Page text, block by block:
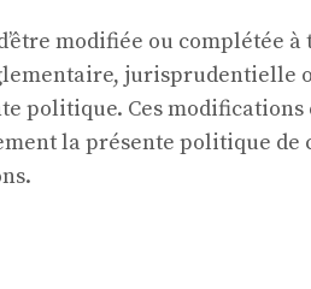
modifiée ou complétée à
jurisprudentielle
politique. Ces
la présente politique de